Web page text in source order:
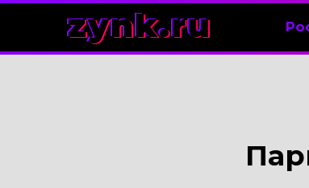
zynk.ru